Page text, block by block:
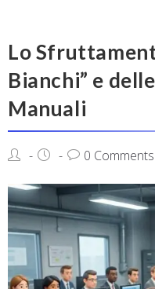
Lo
Bianchi” e
Manuali
0 Comments